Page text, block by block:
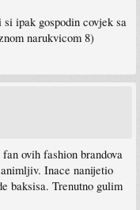
si ipak gospodin covjek sa
narukvicom 8)
ovih fashion brandova
Inace nanijetio
baksisa. Trenutno gulim